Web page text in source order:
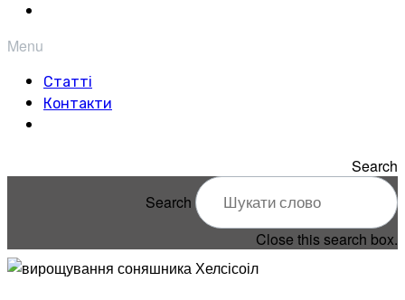
Menu
Статті
Контакти
Search
Search
Close this search box.